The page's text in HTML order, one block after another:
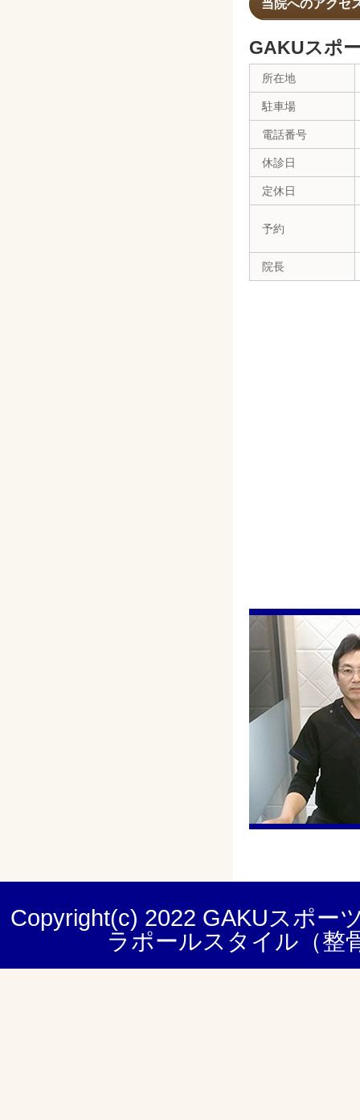
当院へのアクセ
GAKUスポ
所在地
駐車場
電話番号
休診日
定休日
予約
院長
Copyright(c) 2022 GAKUスポー
ラポールスタイル（整